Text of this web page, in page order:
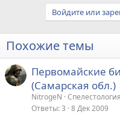
Войдите или
Похожие темы
Первомайские
(Самарская обл.)
NitrogeN Спелестология
Ответы 3 8 Дек 2009